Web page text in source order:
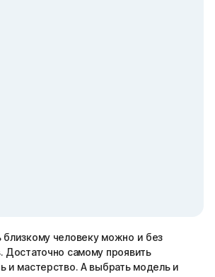
близкому человеку можно и без
Достаточно самому проявить
и мастерство. А выбрать модель и